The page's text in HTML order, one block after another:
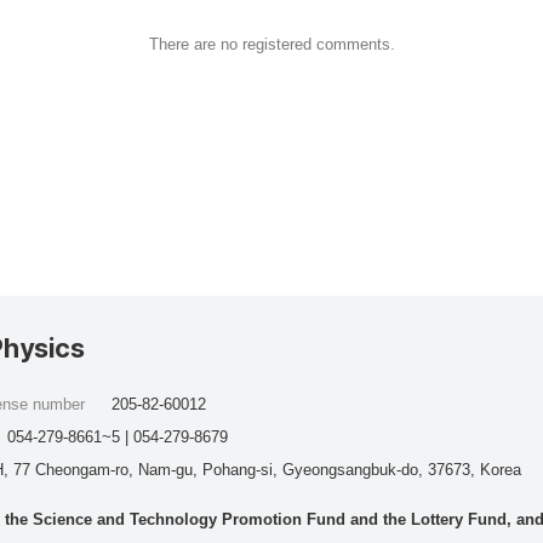
There are no registered comments.
77 Cheongam-ro, Nam-gu, Pohang-si, Gyeongsangbuk-do, 37673, Korea
number
205-82-60012
054-279-8661~5 | 054-279-8679
Science and Technology Promotion Fund and the Lottery Fund,